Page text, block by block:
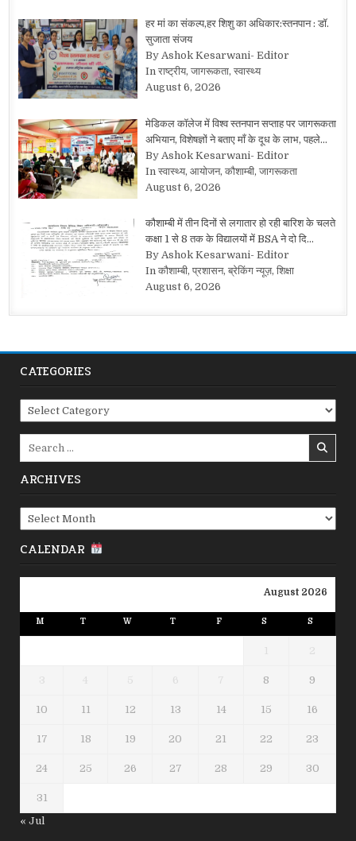
हर मां का संकल्प,हर शिशु का अधिकार:स्तनपान : डॉ.
सुजाता संजय
By Ashok Kesarwani- Editor
In राष्ट्रीय, जागरूकता, स्वास्थ्य
August 6, 2026
मेडिकल कॉलेज में विश्व स्तनपान सप्ताह पर जागरूकता
अभियान, विशेषज्ञों ने बताए माँ के दूध के लाभ, पहले…
By Ashok Kesarwani- Editor
In स्वास्थ्य, आयोजन, कौशाम्बी, जागरूकता
August 6, 2026
कौशाम्बी में तीन दिनों से लगातार हो रही बारिश के चलते
कक्षा 1 से 8 तक के विद्यालयों में BSA ने दो दि…
By Ashok Kesarwani- Editor
In कौशाम्बी, प्रशासन, ब्रेकिंग न्यूज़, शिक्षा
August 6, 2026
CATEGORIES
Categories
ARCHIVES
Archives
CALENDAR
August 2026
M T W T F S S
1 2
3 4 5 6 7 8 9
10 11 12 13 14 15 16
17 18 19 20 21 22 23
24 25 26 27 28 29 30
31
« Jul